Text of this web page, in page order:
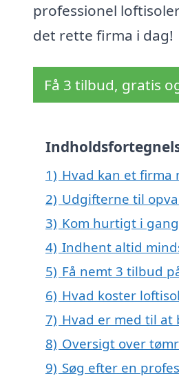
professionel
det rette firma i dag!
Få 3 tilbud, gratis
1) Hvad kan et firma
2) Udgifterne til
3) Kom hurtigt i
4) Indhent altid
5) Få nemt 3 tilbud
6) Hvad koster
7) Hvad er med til at
8) Oversigt over
9) Søg efter en